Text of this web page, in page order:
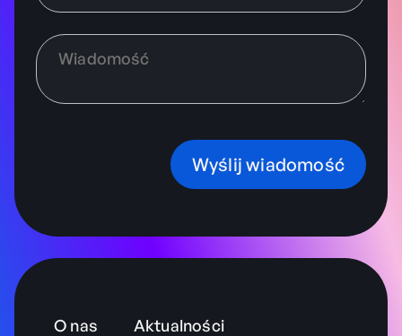
Wyślij wiadomość
O nas Aktualności